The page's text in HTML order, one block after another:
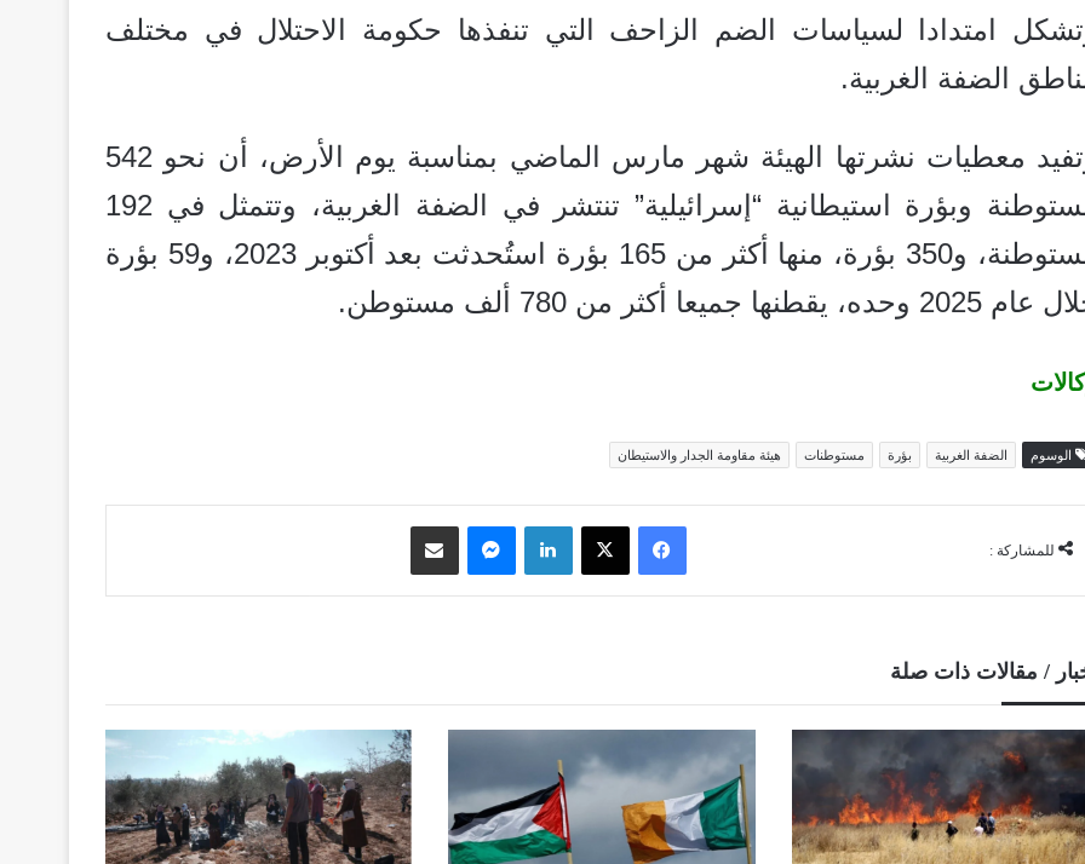
امتدادا لسياسات الضم الزاحف التي تنفذها حكومة الاحتلال في مختلف
الضفة الغربية.
وتفيد معطيات نشرتها الهيئة شهر مارس الماضي بمناسبة يوم الأرض، أن نحو 542
مستوطنة وبؤرة استيطانية “إسرائيلية” تنتشر في الضفة الغربية، وتتمثل في 192
مستوطنة، و350 بؤرة، منها أكثر من 165 بؤرة استُحدثت بعد أكتوبر 2023، و59 بؤرة
وحده، يقطنها جميعا أكثر من 780 ألف مستوطن.
الوسوم الضفة الغربية بؤرة مستوطنات هيئة مقاومة الجدار والاستيطان
للمشاركة :
فيسبوك ‫X لينكدإن ماسنجر مشاركة عبر البريد
/ مقالات ذات صلة